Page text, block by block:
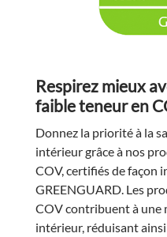
Respirez mieux
faible teneur en
Donnez la priorité à la
intérieur grâce à nos
COV, certifiés de façon
GREENGUARD. Les
COV contribuent à une
intérieur, réduisant